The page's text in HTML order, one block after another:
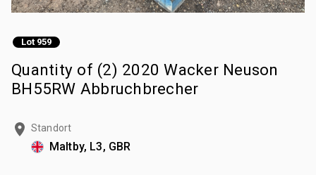
Lot 959
Quantity of (2) 2020 Wacker Neuson
BH55RW Abbruchbrecher
Standort
Maltby, L3, GBR